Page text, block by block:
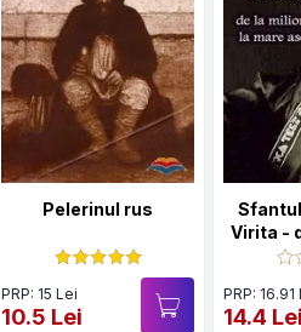
Pelerinul rus
PRP: 15 Lei
10.5 Lei
Virita -
la
PRP: 16.91
14.4